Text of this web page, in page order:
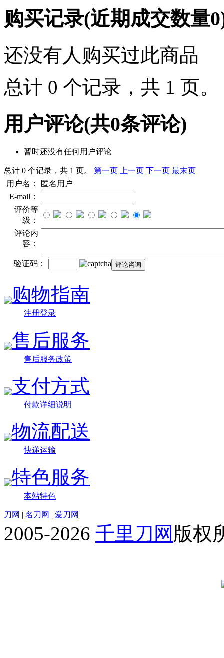
购买记录(近期成交数量0
还没有人购买过此商品
总计 0 个记录，共 1 页。
用户评论(共0条评论)
暂时还没有任何用户评论
总计 0 个记录，共 1 页。 第一页 上一页 下一页 最末页
用户名：
匿名用户
E-mail：
评价等
级：
评论内
容：
验证码：
购物指南
注册登录
售后服务
售后服务政策
支付方式
付款详细说明
物流配送
快递运输
特色服务
本站特色
刀网 | 名刀网 | 爱刀网
2005-2026 千里刀网 版权